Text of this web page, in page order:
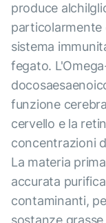
produce
particolarmente
sistema
fegato.
funzione
cervello e la
concentrazioni
La materia
accurata
contaminanti,
sostanze